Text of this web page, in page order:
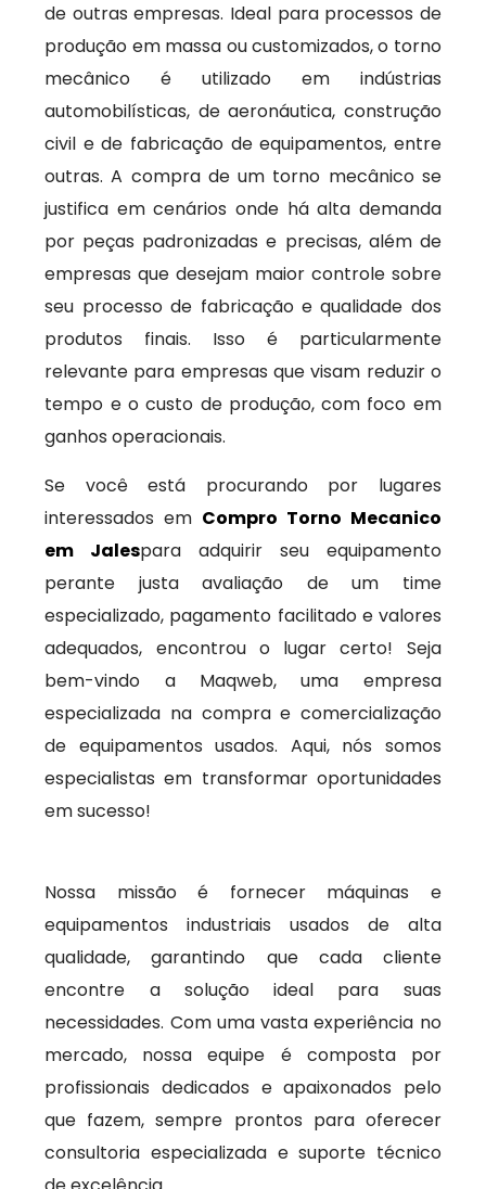
de outras empresas. Ideal para processos de
produção em massa ou customizados, o torno
mecânico é utilizado em indústrias
automobilísticas, de aeronáutica, construção
civil e de fabricação de equipamentos, entre
outras. A compra de um torno mecânico se
justifica em cenários onde há alta demanda
por peças padronizadas e precisas, além de
empresas que desejam maior controle sobre
seu processo de fabricação e qualidade dos
produtos finais. Isso é particularmente
relevante para empresas que visam reduzir o
tempo e o custo de produção, com foco em
ganhos operacionais.
Se você está procurando por lugares
interessados em Compro Torno Mecanico
em Jalespara adquirir seu equipamento
perante justa avaliação de um time
especializado, pagamento facilitado e valores
adequados, encontrou o lugar certo! Seja
bem-vindo a Maqweb, uma empresa
especializada na compra e comercialização
de equipamentos usados. Aqui, nós somos
especialistas em transformar oportunidades
em sucesso!
Nossa missão é fornecer máquinas e
equipamentos industriais usados de alta
qualidade, garantindo que cada cliente
encontre a solução ideal para suas
necessidades. Com uma vasta experiência no
mercado, nossa equipe é composta por
profissionais dedicados e apaixonados pelo
que fazem, sempre prontos para oferecer
consultoria especializada e suporte técnico